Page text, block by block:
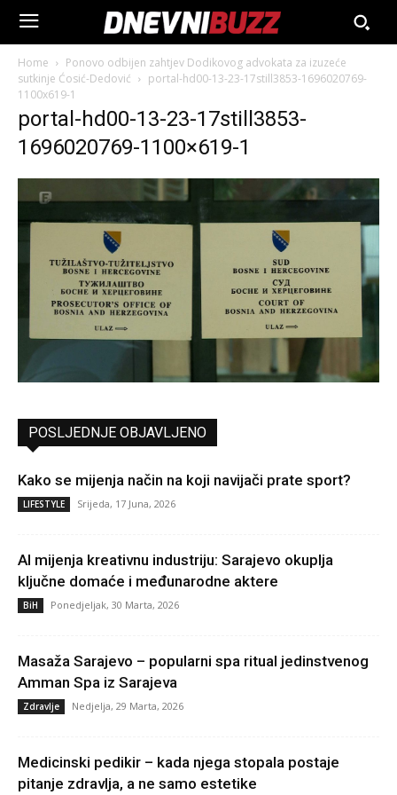
Home
Ponovo odbijen zahtjev Dodikovog advokata za izuzeće
sutkinje Ćosić-Dedović
portal-hd00-13-23-17still3853-1696020769-
1100x619-1
portal-hd00-13-23-17still3853-
1696020769-1100×619-1
POSLJEDNJE OBJAVLJENO
Kako se mijenja način na koji navijači prate sport?
LIFESTYLE Srijeda, 17 Juna, 2026
AI mijenja kreativnu industriju: Sarajevo okuplja
ključne domaće i međunarodne aktere
BiH Ponedjeljak, 30 Marta, 2026
Masaža Sarajevo – popularni spa ritual jedinstvenog
Amman Spa iz Sarajeva
Zdravlje Nedjelja, 29 Marta, 2026
Medicinski pedikir – kada njega stopala postaje
pitanje zdravlja, a ne samo estetike